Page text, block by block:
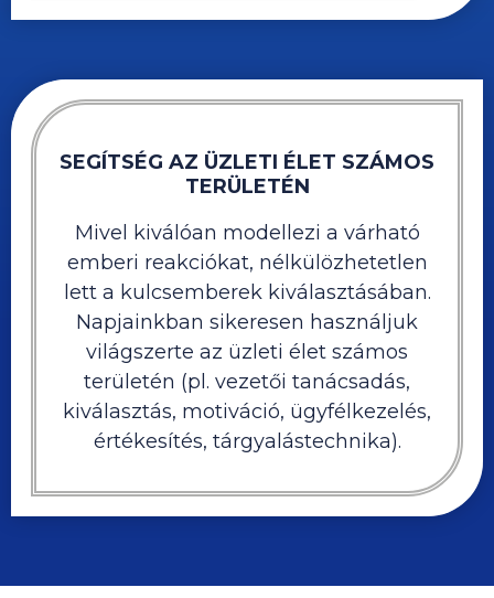
SEGÍTSÉG AZ ÜZLETI ÉLET SZÁMOS
TERÜLETÉN
Mivel kiválóan modellezi a várható
emberi reakciókat, nélkülözhetetlen
lett a kulcsemberek kiválasztásában.
Napjainkban sikeresen használjuk
világszerte az üzleti élet számos
területén (pl. vezetői tanácsadás,
kiválasztás, motiváció, ügyfélkezelés,
értékesítés, tárgyalástechnika).